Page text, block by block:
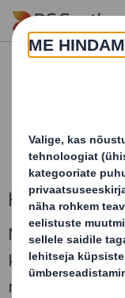
Skip to main content
Kohvrid
Meie
karbid võivad
nii suured kui